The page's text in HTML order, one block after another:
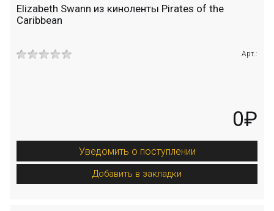
Elizabeth Swann из киноленты Pirates of the
Caribbean
Арт.:
0₽
Уведомить о поступлении
Добавить в закладки